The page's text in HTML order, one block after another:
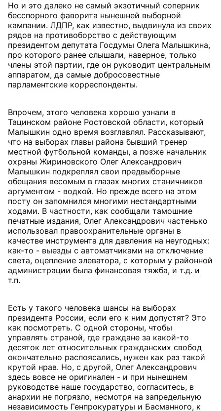
Но и это далеко не самый экзотичный соперник
бесспорного фаворита нынешней выборной
кампании. ЛДПР, как известно, выдвинула из своих
рядов на противоборство с действующим
президентом депутата Госдумы Олега Малышкина,
про которого ранее слышали, наверное, только
члены этой партии, где он руководит центральным
аппаратом, да самые добросовестные
парламентские корреспонденты.
Впрочем, этого человека хорошо узнали в
Тацинском районе Ростовской области, который
Малышкин одно время возглавлял. Рассказывают,
что на выборах главы района бывший тренер
местной футбольной команды, а позже начальник
охраны Жириновского Олег Александрович
Малышкин подкреплял свои предвыборные
обещания весомым в глазах многих станичников
аргументом - водкой. Но прежде всего на этом
посту он запомнился многими нестандартными
ходами. В частности, как сообщали тамошние
печатные издания, Олег Александрович частенько
использовал правоохранительные органы в
качестве инструмента для давления на неугодных:
как-то - выезды с автоматчиками на отключение
света, оцепление элеватора, с которым у районной
администрации была финансовая тяжба, и т.д. и
т.п.
Есть у такого человека шансы на выборах
президента России, если его к ним допустят? Это
как посмотреть. С одной стороны, чтобы
управлять страной, где граждане за какой-то
десяток лет относительных гражданских свобод
окончательно распоясались, нужен как раз такой
крутой нрав. Но, с другой, Олег Александрович
здесь вовсе не оригинален - и при нынешнем
руководстве наше государство, согласитесь, в
анархии не погрязло, несмотря на запредельную
независимость Генпрокуратуры и Басманного, к